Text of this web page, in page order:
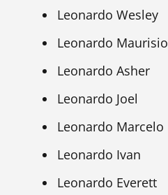
Leonardo Wesley
Leonardo Maurisio
Leonardo Asher
Leonardo Joel
Leonardo Marcelo
Leonardo Ivan
Leonardo Everett